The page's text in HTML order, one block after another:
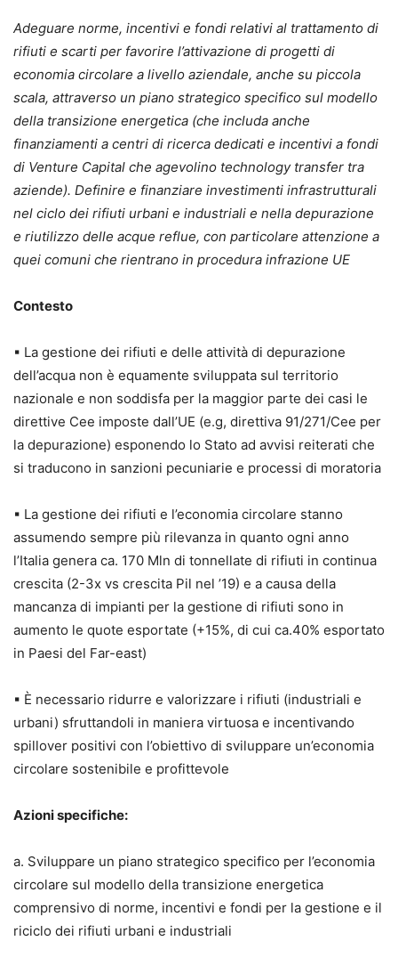
Adeguare norme, incentivi e fondi relativi al trattamento di
rifiuti e scarti per favorire l’attivazione di progetti di
economia circolare a livello aziendale, anche su piccola
scala, attraverso un piano strategico specifico sul modello
della transizione energetica (che includa anche
finanziamenti a centri di ricerca dedicati e incentivi a fondi
di Venture Capital che agevolino technology transfer tra
aziende). Definire e finanziare investimenti infrastrutturali
nel ciclo dei rifiuti urbani e industriali e nella depurazione
e riutilizzo delle acque reflue, con particolare attenzione a
quei comuni che rientrano in procedura infrazione UE
Contesto
▪ La gestione dei rifiuti e delle attività di depurazione
dell’acqua non è equamente sviluppata sul territorio
nazionale e non soddisfa per la maggior parte dei casi le
direttive Cee imposte dall’UE (e.g, direttiva 91/271/Cee per
la depurazione) esponendo lo Stato ad avvisi reiterati che
si traducono in sanzioni pecuniarie e processi di moratoria
▪ La gestione dei rifiuti e l’economia circolare stanno
assumendo sempre più rilevanza in quanto ogni anno
l’Italia genera ca. 170 Mln di tonnellate di rifiuti in continua
crescita (2-3x vs crescita Pil nel ’19) e a causa della
mancanza di impianti per la gestione di rifiuti sono in
aumento le quote esportate (+15%, di cui ca.40% esportato
in Paesi del Far-east)
▪ È necessario ridurre e valorizzare i rifiuti (industriali e
urbani) sfruttandoli in maniera virtuosa e incentivando
spillover positivi con l’obiettivo di sviluppare un’economia
circolare sostenibile e profittevole
Azioni specifiche:
a. Sviluppare un piano strategico specifico per l’economia
circolare sul modello della transizione energetica
comprensivo di norme, incentivi e fondi per la gestione e il
riciclo dei rifiuti urbani e industriali